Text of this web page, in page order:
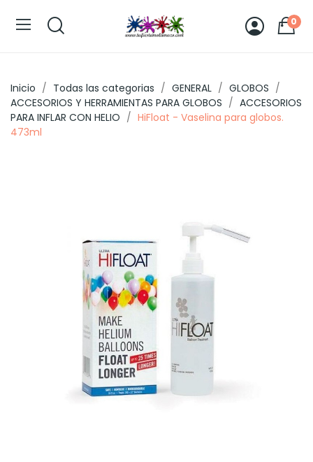
0
Inicio Todas las categorias GENERAL
GLOBOS
ACCESORIOS Y HERRAMIENTAS PARA GLOBOS
ACCESORIOS
PARA INFLAR CON HELIO
HiFloat - Vaselina para globos.
473ml